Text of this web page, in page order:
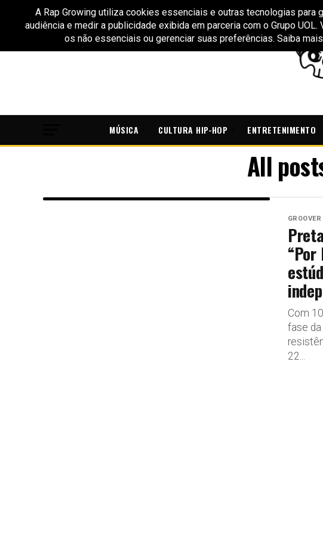
MÚSICA CULTURA HIP-HOP ENTRETENIMENTO
All
“Por
Com
fase
22...